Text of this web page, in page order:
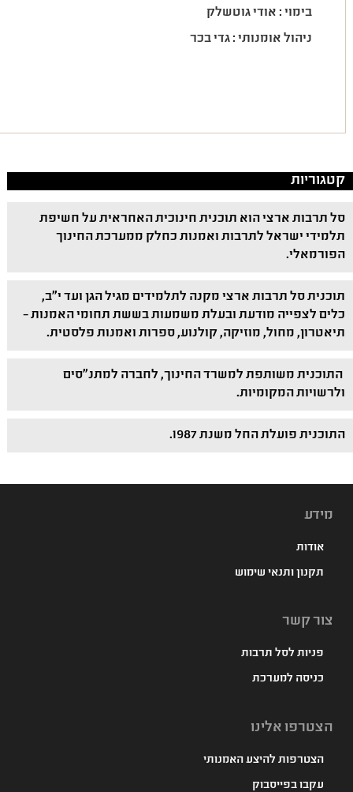
בימוי : אודי גוטשלק
ניהול אומנותי : גדי בכר
קטגוריות
סל תרבות ארצי הוא תוכנית חינוכית האחראית על חשיפת
תלמידי ישראל לתרבות ואמנות כחלק ממערכת החינוך
הפורמאלי.
תוכנית סל תרבות ארצי מקנה לתלמידים מגיל הגן ועד י"ב,
כלים לצפייה מודעת ובעלת משמעות בששת תחומי האמנות –
תיאטרון, מחול, מוזיקה, קולנוע, ספרות ואמנות פלסטית.
התוכנית משותפת למשרד החינוך, לחברה למתנ"סים
ולרשויות המקומיות.
התוכנית פועלת החל משנת 1987.
מידע
אודות
תקנון ותנאי שימוש
צור קשר
פניות לסל תרבות
כניסה למערכת
הצטרפו אלינו
הצטרפות להיצע האמנותי
עקבו בפייסבוק